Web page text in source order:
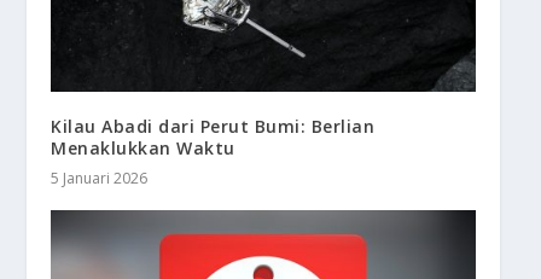
Kilau Abadi dari Perut Bumi: Berlian
Menaklukkan Waktu
5 Januari 2026